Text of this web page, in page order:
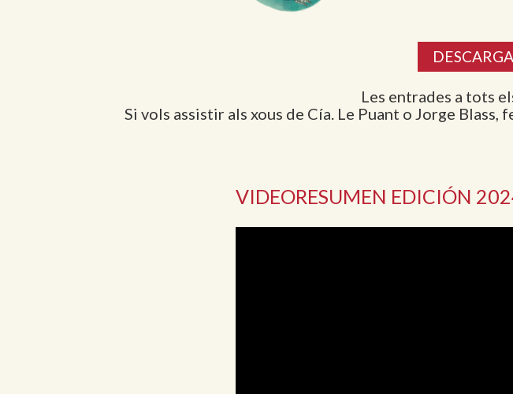
Les entrades a tots
Si vols assistir als xous de Cía. Le Puant o Jorge
VIDEORESUMEN EDICIÓN